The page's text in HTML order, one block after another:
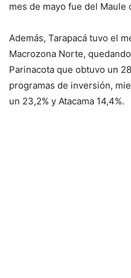
mes de mayo fue del Maule
Además, Tarapacá tuvo el
Macrozona Norte,
Parinacota que obtuvo un
programas de inversión,
un 23,2% y Atacama 14,4%.